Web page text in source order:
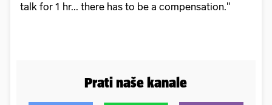
talk for 1 hr... there has to be a compensation."
Prati naše kanale